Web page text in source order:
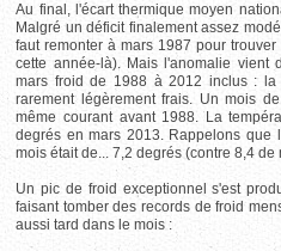
Au final, l'écart thermique moyen
Malgré un déficit finalement assez
faut remonter à mars 1987 pour
cette année-là). Mais l'anomalie vient
mars froid de 1988 à 2012 inclus :
rarement légèrement frais. Un mois
même courant avant 1988. La
degrés en mars 2013. Rappelons que
mois était de... 7,2 degrés (contre 8,4 de
Un pic de froid exceptionnel s'est
faisant tomber des records de froid
aussi tard dans le mois :